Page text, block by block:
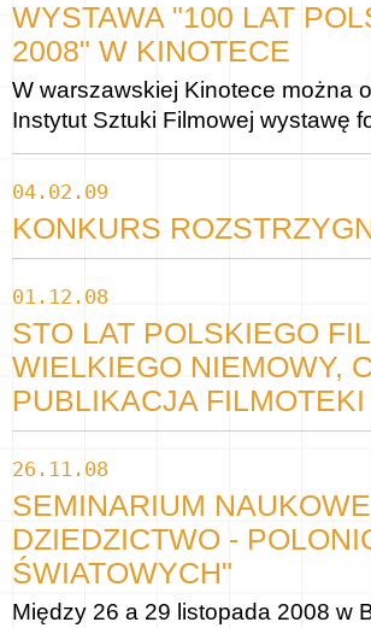
WYSTAWA "100 LAT
2008" W KINOTECE
W warszawskiej Kinotece można
Instytut Sztuki Filmowej wystawę
04.02.09
KONKURS
01.12.08
STO LAT POLSKIEGO
WIELKIEGO NIEMOWY,
PUBLIKACJA
26.11.08
SEMINARIUM
DZIEDZICTWO -
ŚWIATOWYCH"
Między 26 a 29 listopada 2008 w